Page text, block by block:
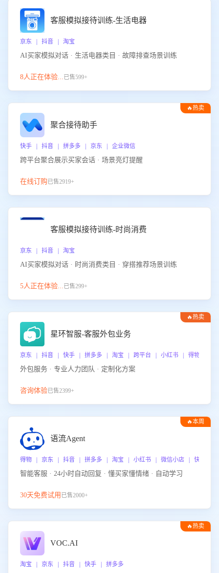
客服模拟接待训练-生活电器
京东 | 抖音 | 淘宝
AI买家模拟对话 · 生活电器类目 · 故障排查场景训练
8人正在体验...已售599+
🔥热卖
聚合接待助手
快手 | 抖音 | 拼多多 | 京东 | 企业微信
跨平台聚合展示买家会话 · 场景亮灯提醒
在线订购已售2919+
客服模拟接待训练-时尚消费
京东 | 抖音 | 淘宝
AI买家模拟对话 · 时尚消费类目 · 穿搭推荐场景训练
5人正在体验...已售299+
🔥热卖
星环智服-客服外包业务
京东 | 抖音 | 快手 | 拼多多 | 淘宝 | 跨平台 | 小红书 | 得物 | 企
外包服务 · 专业人力团队 · 定制化方案
咨询体验已售2399+
🔥本周
语流Agent
得物 | 京东 | 抖音 | 拼多多 | 淘宝 | 小红书 | 微信小店 | 快手 |
智能客服 · 24小时自动回复 · 懂买家懂情绪 · 自动学习
30天免费试用 已售2000+
🔥热卖
VOC.AI
淘宝 | 京东 | 抖音 | 快手 | 拼多多